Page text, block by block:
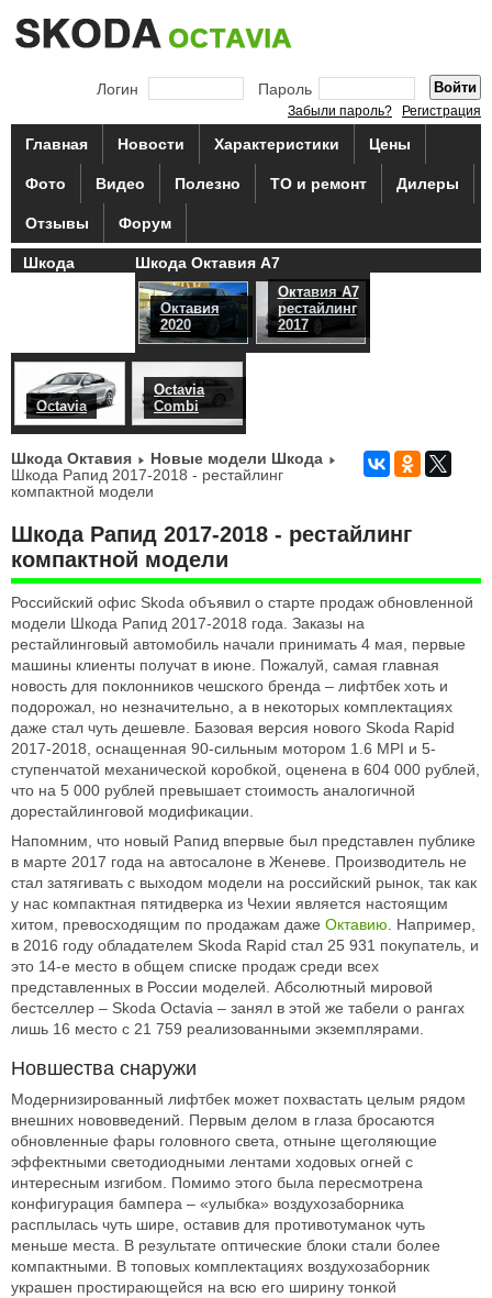
Логин Пароль
Забыли пароль? Регистрация
Главная Новости Характеристики Цены
Фото Видео Полезно ТО и ремонт Дилеры
Отзывы Форум
Шкода
Шкода Октавия А7
Октавия
2020
Октавия А7
рестайлинг
2017
Octavia
Octavia
Combi
Шкода Октавия
Новые модели Шкода
Шкода Рапид 2017-2018 - рестайлинг
компактной модели
Шкода Рапид 2017-2018 - рестайлинг
компактной модели
Российский офис Skoda объявил о старте продаж обновленной
модели Шкода Рапид 2017-2018 года. Заказы на
рестайлинговый автомобиль начали принимать 4 мая, первые
машины клиенты получат в июне. Пожалуй, самая главная
новость для поклонников чешского бренда – лифтбек хоть и
подорожал, но незначительно, а в некоторых комплектациях
даже стал чуть дешевле. Базовая версия нового Skoda Rapid
2017-2018, оснащенная 90-сильным мотором 1.6 MPI и 5-
ступенчатой механической коробкой, оценена в 604 000 рублей,
что на 5 000 рублей превышает стоимость аналогичной
дорестайлинговой модификации.
Напомним, что новый Рапид впервые был представлен публике
в марте 2017 года на автосалоне в Женеве. Производитель не
стал затягивать с выходом модели на российский рынок, так как
у нас компактная пятидверка из Чехии является настоящим
хитом, превосходящим по продажам даже Октавию . Например,
в 2016 году обладателем Skoda Rapid стал 25 931 покупатель, и
это 14-е место в общем списке продаж среди всех
представленных в России моделей. Абсолютный мировой
бестселлер – Skoda Octavia – занял в этой же табели о рангах
лишь 16 место с 21 759 реализованными экземплярами.
Новшества снаружи
Модернизированный лифтбек может похвастать целым рядом
внешних нововведений. Первым делом в глаза бросаются
обновленные фары головного света, отныне щеголяющие
эффектными светодиодными лентами ходовых огней с
интересным изгибом. Помимо этого была пересмотрена
конфигурация бампера – «улыбка» воздухозаборника
расплылась чуть шире, оставив для противотуманок чуть
меньше места. В результате оптические блоки стали более
компактными. В топовых комплектациях воздухозаборник
украшен простирающейся на всю его ширину тонкой